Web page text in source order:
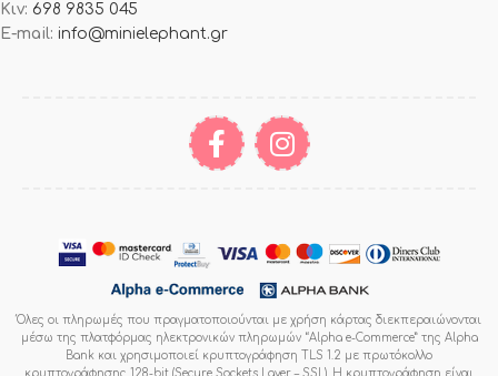
Κιν: 698 9835 045
E-mail: info@minielephant.gr
Όλες οι πληρωμές που πραγματοποιούνται με χρήση κάρτας διεκπεραιώνονται
μέσω της πλατφόρμας ηλεκτρονικών πληρωμών “Alpha e-Commerce” της Alpha
Bank και χρησιμοποιεί κρυπτογράφηση TLS 1.2 με πρωτόκολλο